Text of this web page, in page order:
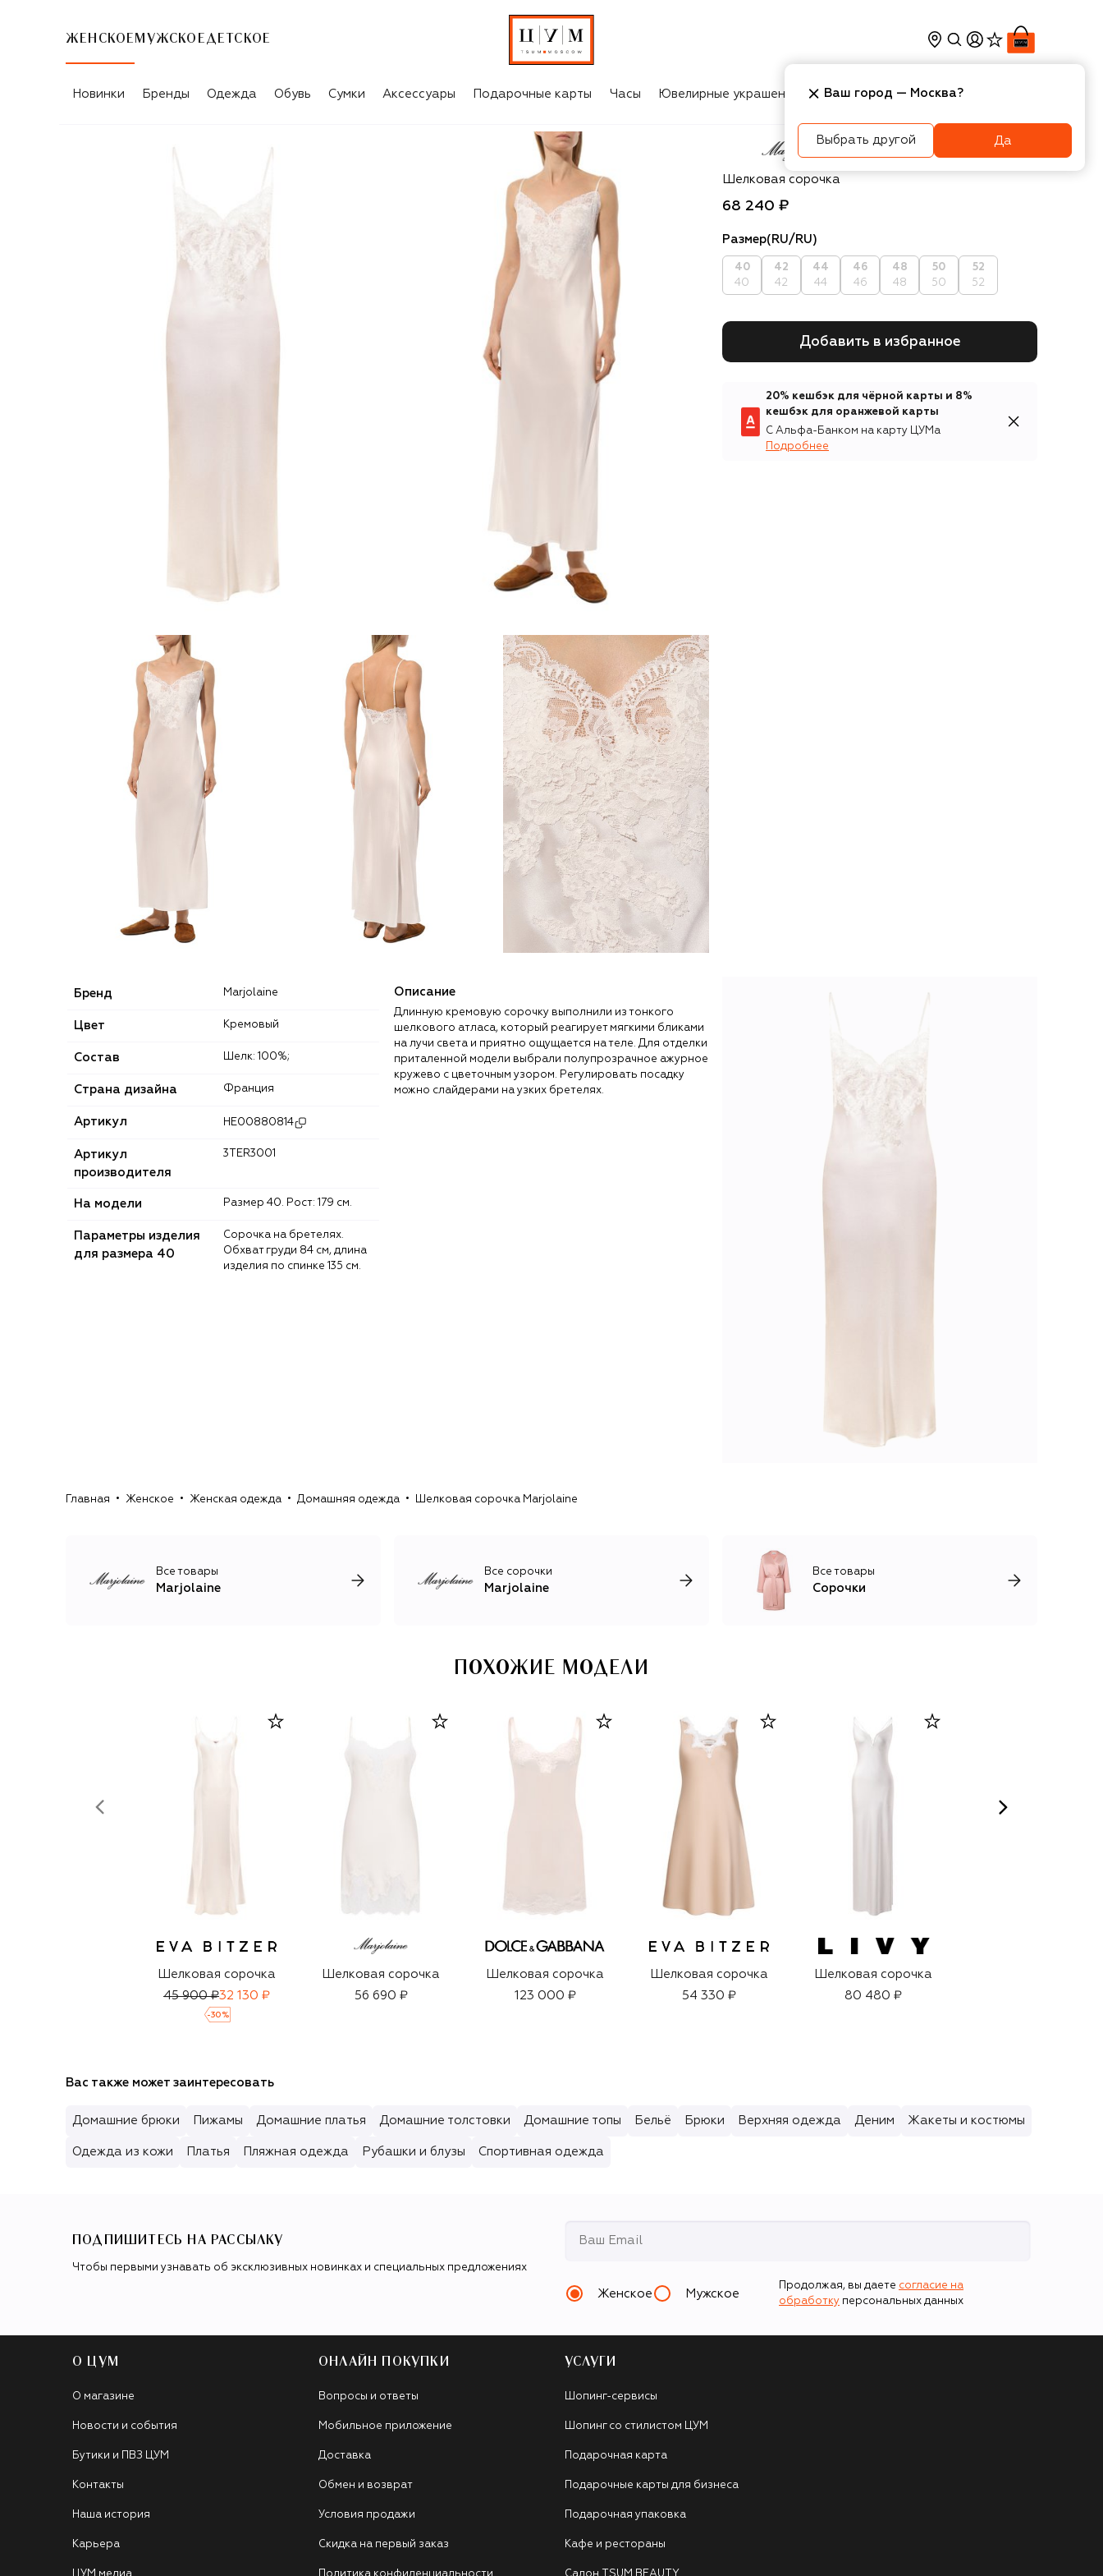
ЖЕНСКОЕ МУЖСКОЕ ДЕТСКОЕ
Новинки Бренды Одежда Обувь Сумки Аксессуары Подарочные карты Часы Ювелирные украшения Косметика Интерьер
Marjolaine
Шелковая сорочка
68 240 ₽
Размер(RU/RU)
40
40
42
42
44
44
46
46
48
48
50
50
52
52
Добавить в избранное
20% кешбэк для чёрной карты и 8%
кешбэк для оранжевой карты
С Альфа-Банком на карту ЦУМа
Подробнее
Бренд Marjolaine
Цвет Кремовый
Состав Шелк: 100%;
Страна дизайна Франция
Артикул HE00880814
Артикул
производителя
3TER3001
На модели Размер 40. Рост: 179 см.
Параметры изделия
для размера 40
Сорочка на бретелях.
Обхват груди 84 см, длина
изделия по спинке 135 см.
Описание
Длинную кремовую сорочку выполнили из тонкого
шелкового атласа, который реагирует мягкими бликами
на лучи света и приятно ощущается на теле. Для отделки
приталенной модели выбрали полупрозрачное ажурное
кружево с цветочным узором. Регулировать посадку
можно слайдерами на узких бретелях.
Главная Женское Женская одежда Домашняя одежда Шелковая сорочка Marjolaine
Все товары
Marjolaine
Все сорочки
Marjolaine
Все товары
Сорочки
ПОХОЖИЕ МОДЕЛИ
Шелковая сорочка
45 900 ₽32 130 ₽
-30 %
Шелковая сорочка
56 690 ₽
Шелковая сорочка
123 000 ₽
Шелковая сорочка
54 330 ₽
Шелковая сорочка
80 480 ₽
Вас также может заинтересовать
Домашние брюки Пижамы Домашние платья Домашние толстовки Домашние топы Бельё Брюки Верхняя одежда Деним Жакеты и костюмы
Одежда из кожи Платья Пляжная одежда Рубашки и блузы Спортивная одежда
ПОДПИШИТЕСЬ НА РАССЫЛКУ
Чтобы первыми узнавать об эксклюзивных новинках и специальных предложениях
Женское Мужское
Продолжая, вы даете согласие на
обработку персональных данных
О ЦУМ
О магазине
Новости и события
Бутики и ПВЗ ЦУМ
Контакты
Наша история
Карьера
ЦУМ медиа
ОНЛАЙН ПОКУПКИ
Вопросы и ответы
Мобильное приложение
Доставка
Обмен и возврат
Условия продажи
Скидка на первый заказ
Политика конфиденциальности
УСЛУГИ
Шопинг-сервисы
Шопинг со стилистом ЦУМ
Подарочная карта
Подарочные карты для бизнеса
Подарочная упаковка
Кафе и рестораны
Салон TSUM BEAUTY
Ваш город — Москва?
Выбрать другой Да